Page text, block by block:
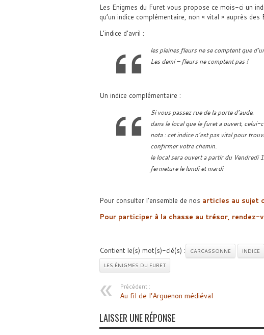
Les Enigmes du Furet vous propose ce mois-ci un
qu’un indice complémentaire, non « vital » auprès
L’indice d’avril :
les pleines fleurs ne se comptent que
Les demi – fleurs ne comptent pas !
Un indice complémentaire :
Si vous passez rue de la porte d’aude,
dans le local que le furet a ouvert,
nota : cet indice n’est pas vital pour
confirmer votre chemin.
le local sera ouvert a partir du Vendredi
fermeture le lundi et mardi
Pour consulter l’ensemble de nos articles au sujet
Pour participer à la chasse au trésor, rendez-
Contient le(s) mot(s)-clé(s) : CARCASSONNE INDICE
LES ÉNIGMES DU FURET
Précédent :
Au fil de l’Arguenon médiéval
LAISSER UNE RÉPONSE